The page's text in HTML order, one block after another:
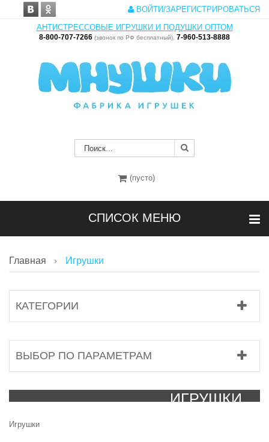
ВОЙТИ/ЗАРЕГИСТРИРОВАТЬСЯ
АНТИСТРЕССОВЫЕ ИГРУШКИ И ПОДУШКИ ОПТОМ
8-800-707-7266 (звонок по РФ бесплатный), 7-960-513-8888
(пусто)
СПИСОК МЕНЮ
Главная Игрушки
КАТЕГОРИИ
ВЫБОР ПО ПАРАМЕТРАМ
ИГРУШКИ
Игрушки